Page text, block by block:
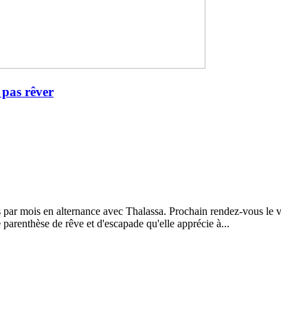
rêver
mois en alternance avec Thalassa. Prochain rendez-vous
de rêve et d'escapade qu'elle apprécie à...